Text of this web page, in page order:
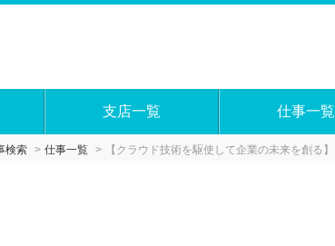
支店一覧 仕事一覧
検索 仕事一覧 【クラウド技術を駆使して企業の未来を創る